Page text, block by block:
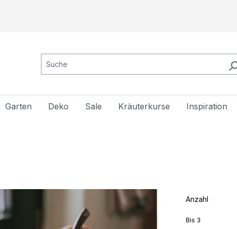
Garten Deko Sale Kräuterkurse Inspiration
Anzahl
Bis 3